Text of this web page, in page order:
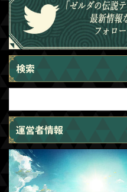
検索
運営者情報